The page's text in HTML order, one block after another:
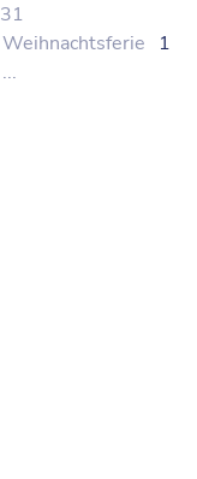
31
Weihnachtsferie
...
1